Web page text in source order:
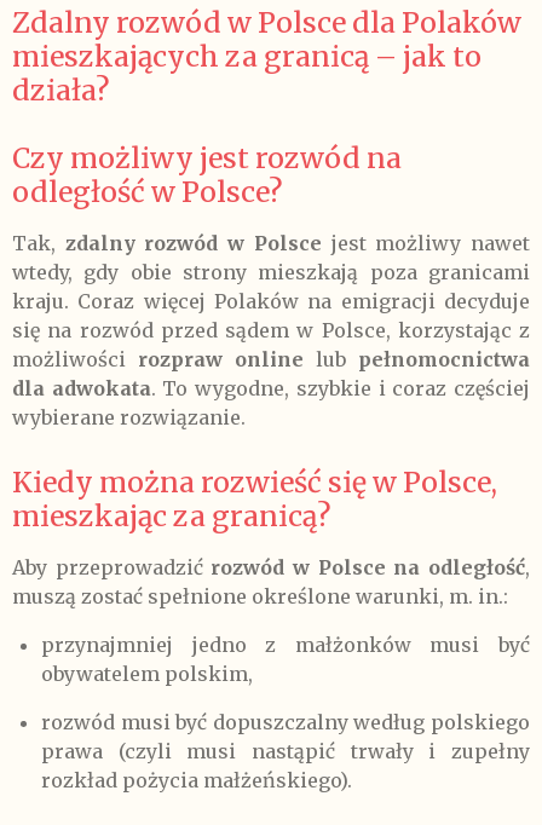
Zdalny rozwód w Polsce dla Polaków
mieszkających za granicą – jak to
działa?
Czy możliwy jest rozwód na
odległość w Polsce?
Tak, zdalny rozwód w Polsce jest możliwy nawet
wtedy, gdy obie strony mieszkają poza granicami
kraju. Coraz więcej Polaków na emigracji decyduje
się na rozwód przed sądem w Polsce, korzystając z
możliwości rozpraw online lub pełnomocnictwa
dla adwokata. To wygodne, szybkie i coraz częściej
wybierane rozwiązanie.
Kiedy można rozwieść się w Polsce,
mieszkając za granicą?
Aby przeprowadzić rozwód w Polsce na odległość,
muszą zostać spełnione określone warunki, m. in.:
przynajmniej jedno z małżonków musi być
obywatelem polskim,
rozwód musi być dopuszczalny według polskiego
prawa (czyli musi nastąpić trwały i zupełny
rozkład pożycia małżeńskiego).